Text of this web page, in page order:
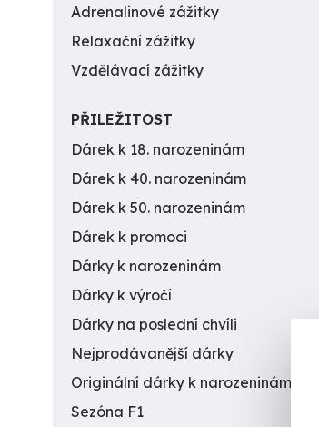
Adrenalinové zážitky
Relaxační zážitky
Vzdělávací zážitky
PŘILEŽITOST
Dárek k 18. narozeninám
Dárek k 40. narozeninám
Dárek k 50. narozeninám
Dárek k promoci
Dárky k narozeninám
Dárky k výročí
Dárky na poslední chvíli
Nejprodávanější dárky
Originální dárky k narozeninám
Sezóna F1